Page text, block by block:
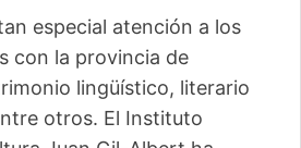
especial atención a los
con la provincia de
lingüístico, literario
otros. El Instituto